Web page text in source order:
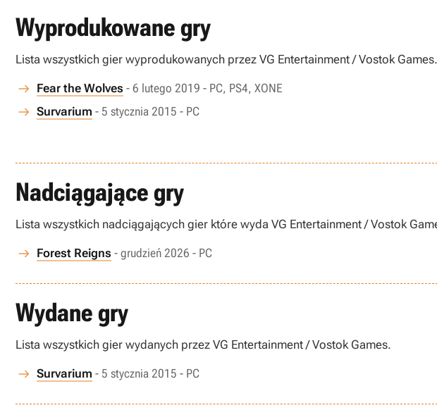
Wyprodukowane gry
Lista wszystkich gier wyprodukowanych przez VG Entertainment / Vostok Games.
Fear the Wolves - 6 lutego 2019 - PC, PS4, XONE
Survarium - 5 stycznia 2015 - PC
Nadciągające gry
Lista wszystkich nadciągających gier które wyda VG Entertainment / Vostok
Forest Reigns - grudzień 2026 - PC
Wydane gry
Lista wszystkich gier wydanych przez VG Entertainment / Vostok Games.
Survarium - 5 stycznia 2015 - PC